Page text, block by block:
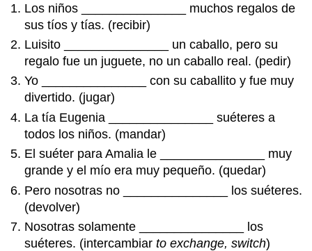
Los niños _______________ muchos regalos de
sus tíos y tías. (recibir)
Luisito _______________ un caballo, pero su
regalo fue un juguete, no un caballo real. (pedir)
Yo _______________ con su caballito y fue muy
divertido. (jugar)
La tía Eugenia _______________ suéteres a
todos los niños. (mandar)
El suéter para Amalia le _______________ muy
grande y el mío era muy pequeño. (quedar)
Pero nosotras no _______________ los suéteres.
(devolver)
Nosotras solamente _______________ los
suéteres. (intercambiarto exchange, switch)